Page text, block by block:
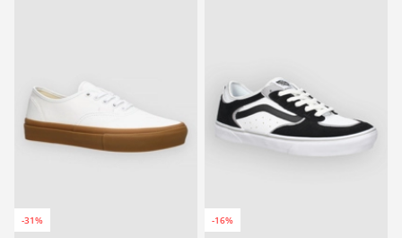
-31% -16%